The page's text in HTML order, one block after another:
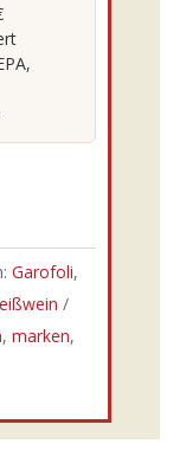
Garofoli,
, marken,